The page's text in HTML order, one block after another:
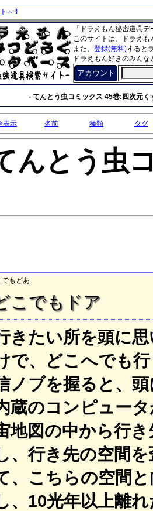
～!!
「ドラえもん秘密道具
このサイトは、ドラえ
また、 登録(無料)すると
ドラえもん好きのみん
アカウント
- てんとう虫コミックス 45巻:四次元く
表示 名前 種類 タグ
んとう虫
でもどあ
こでもドア
きたい所を頭に
で、どこへでも
ノブを握ると、
蔵のコンピュー
地図の中から行
、行き先の空間
、こちらの空間
、10光年以上離